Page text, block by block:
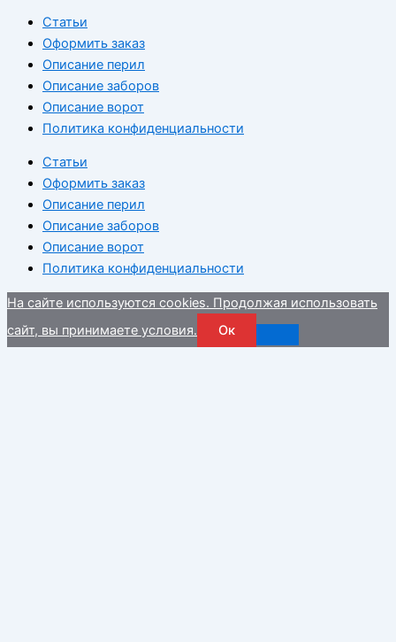
Статьи
Оформить заказ
Описание перил
Описание заборов
Описание ворот
Политика конфиденциальности
Статьи
Оформить заказ
Описание перил
Описание заборов
Описание ворот
Политика конфиденциальности
На сайте используются cookies. Продолжая использовать
сайт, вы принимаете условия.
Ок